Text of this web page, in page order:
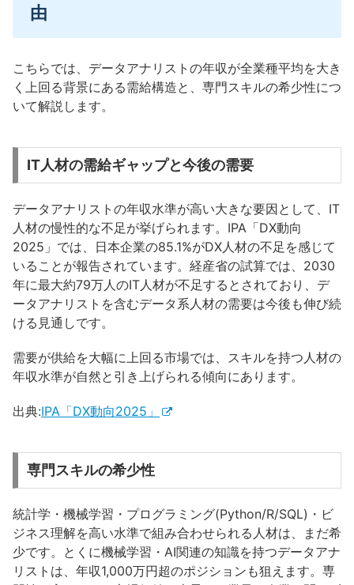
由
こちらでは、データアナリストの年収が全業種平均を大き
く上回る背景にある需給構造と、専門スキルの希少性につ
いて解説します。
IT人材の需給ギャップと今後の需要
データアナリストの年収水準が高い大きな要因として、IT
人材の慢性的な不足が挙げられます。IPA「DX動向
2025」では、日本企業の85.1%がDX人材の不足を感じて
いることが報告されています。経産省の試算では、2030
年に最大約79万人のIT人材が不足するとされており、デ
ータアナリストを含むデータ系人材の需要は今後も伸び続
ける見通しです。
需要が供給を大幅に上回る市場では、スキルを持つ人材の
年収水準が自然と引き上げられる傾向にあります。
出典:IPA「DX動向2025」
専門スキルの希少性
統計学・機械学習・プログラミング(Python/R/SQL)・ビ
ジネス理解を高い水準で組み合わせられる人材は、まだ希
少です。とくに機械学習・AI関連の知識を持つデータアナ
リストは、年収1,000万円超のポジションも狙えます。専